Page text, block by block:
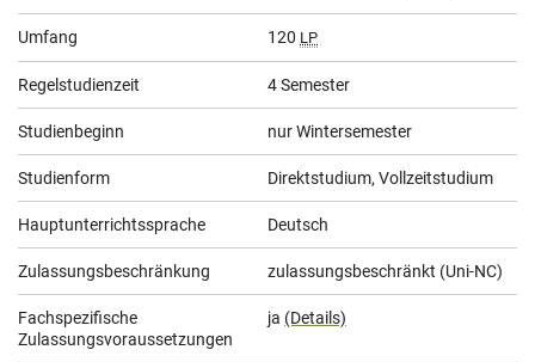
Informationen
Umfang 120 LP
Regelstudienzeit 4 Semester
Studienbeginn nur Wintersemester
Studienform Direktstudium, Vollzeitstudium
Hauptunterrichtssprache Deutsch
Zulassungsbeschränkung zulassungsbeschränkt (Uni-NC)
Fachspezifische
Zulassungsvoraussetzungen
ja (Details)